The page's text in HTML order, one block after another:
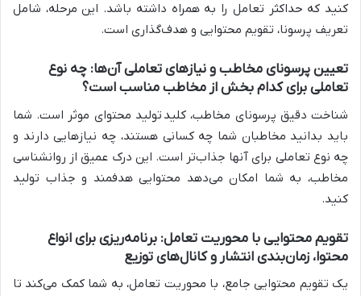
کنید که حداکثر تعامل را به همراه داشته باشد. این مرحله، شامل
تعریف پرسونا، تقویم محتوایی و هدف‌گذاری است.
تعیین پرسونای مخاطب و نیازهای تعاملی آن‌ها: چه نوع
تعاملی برای کدام بخش از مخاطب مناسب است؟
شناخت دقیق پرسونای مخاطب، کلید تولید محتوای موثر است. شما
باید بدانید مخاطبان شما چه کسانی هستند، چه نیازهایی دارند و
چه نوع تعاملی برای آنها جذاب‌تر است. این درک عمیق از روانشناسی
مخاطب، به شما امکان می‌دهد محتوایی هدفمند و جذاب تولید
کنید.
تقویم محتوایی با محوریت تعامل: برنامه‌ریزی برای انواع
محتوا، زمان‌بندی انتشار و کانال‌های توزیع
یک تقویم محتوایی جامع، با محوریت تعامل، به شما کمک می‌کند تا